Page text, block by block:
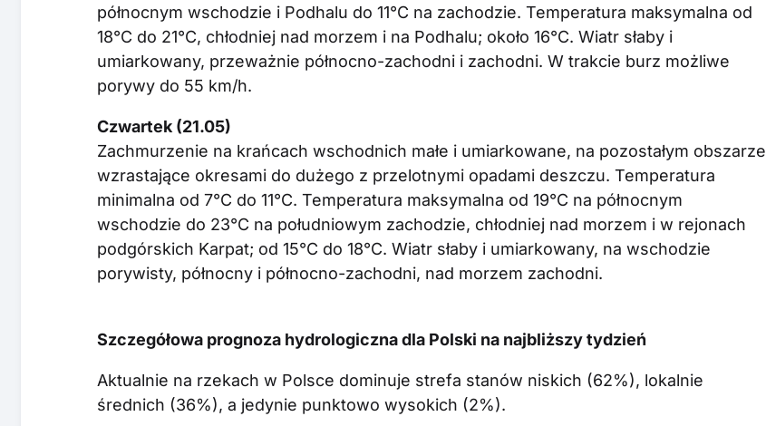
północnym wschodzie i Podhalu do 11°C na zachodzie. Temperatura maksymalna od
18°C do 21°C, chłodniej nad morzem i na Podhalu; około 16°C. Wiatr słaby i
umiarkowany, przeważnie północno-zachodni i zachodni. W trakcie burz możliwe
porywy do 55 km/h.
Czwartek (21.05)
Zachmurzenie na krańcach wschodnich małe i umiarkowane, na pozostałym obszarze
wzrastające okresami do dużego z przelotnymi opadami deszczu. Temperatura
minimalna od 7°C do 11°C. Temperatura maksymalna od 19°C na północnym
wschodzie do 23°C na południowym zachodzie, chłodniej nad morzem i w rejonach
podgórskich Karpat; od 15°C do 18°C. Wiatr słaby i umiarkowany, na wschodzie
porywisty, północny i północno-zachodni, nad morzem zachodni.
Szczegółowa prognoza hydrologiczna dla Polski na najbliższy tydzień
Aktualnie na rzekach w Polsce dominuje strefa stanów niskich (62%), lokalnie
średnich (36%), a jedynie punktowo wysokich (2%).